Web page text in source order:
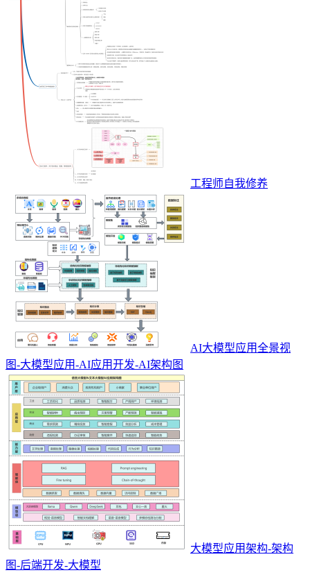
工程师自我修养
AI大模型应用全景视
图-大模型应用-AI应用开发-AI架构图
大模型应用架构-架构
图-后端开发-大模型